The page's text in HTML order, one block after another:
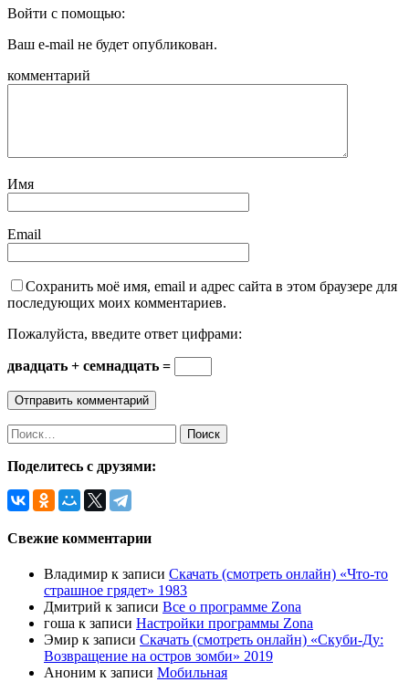
Войти с помощью:
Ваш e-mail не будет опубликован.
комментарий
Имя
Email
Сохранить моё имя, email и адрес сайта в этом браузере для
последующих моих комментариев.
Пожалуйста, введите ответ цифрами:
двадцать + семнадцать =
Найти:
Поделитесь с друзями:
Свежие комментарии
Владимир к записи Скачать (смотреть онлайн) «Что-то
страшное грядет» 1983
Дмитрий к записи Все о программе Zona
гоша к записи Настройки программы Zona
Эмир к записи Скачать (смотреть онлайн) «Скуби-Ду:
Возвращение на остров зомби» 2019
Аноним к записи Мобильная